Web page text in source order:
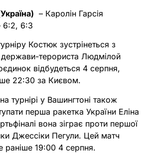
– Каролін Гарсія
6:2, 6:3
Костюк зустрінеться з
терориста Людмілой
відбудеться 4 серпня,
22:30 за Києвом.
турнірі у Вашингтоні також
перша ракетка України Еліна
вона зіграє проти першої
Джессіки Пегули. Цей матч
раніше 19:00 4 серпня.